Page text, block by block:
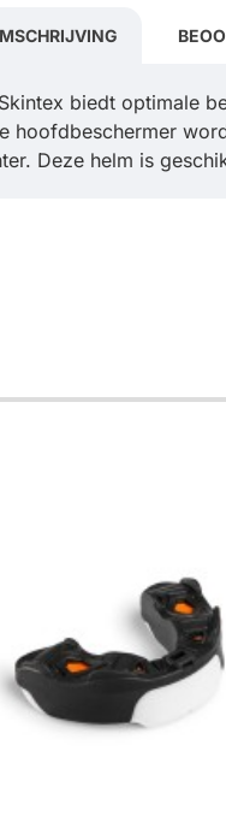
biedt optimale
Deze helm is